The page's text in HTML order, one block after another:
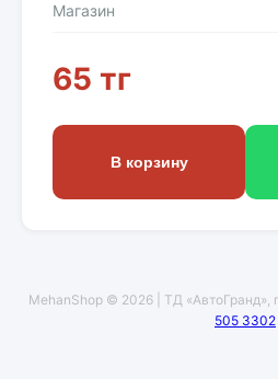
Магазин
65 тг
В корзину
MehanShop © 2026 | ТД «АвтоГранд»,
505 3302